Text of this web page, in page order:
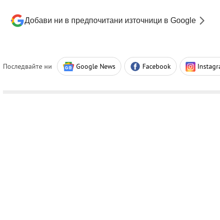
Добави ни в предпочитани източници в Google
Последвайте ни Google News Facebook